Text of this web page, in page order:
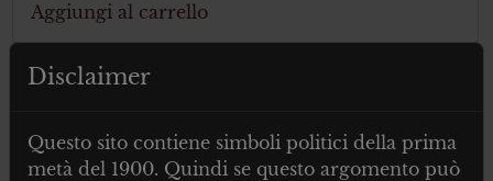
Aggiungi al carrello
Disclaimer
Questo sito contiene simboli politici della prima
metà del 1900. Quindi se questo argomento può